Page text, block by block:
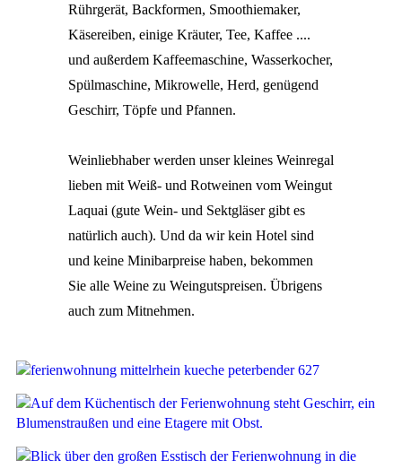
Rührgerät, Backformen, Smoothiemaker,
Käsereiben, einige Kräuter, Tee, Kaffee ....
und außerdem Kaffeemaschine, Wasserkocher,
Spülmaschine, Mikrowelle, Herd, genügend
Geschirr, Töpfe und Pfannen.
Weinliebhaber werden unser kleines Weinregal
lieben mit Weiß- und Rotweinen vom Weingut
Laquai (gute Wein- und Sektgläser gibt es
natürlich auch). Und da wir kein Hotel sind
und keine Minibarpreise haben, bekommen
Sie alle Weine zu Weingutspreisen. Übrigens
auch zum Mitnehmen.